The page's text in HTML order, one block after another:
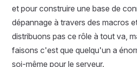
et pour construire une base de
dépannage à travers des macros
distribuons pas ce rôle à tout va,
faisons c'est que quelqu'un a
soi-même pour le serveur.